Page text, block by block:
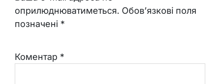
оприлюднюватиметься. Обов’язкові поля
позначені *
Коментар *